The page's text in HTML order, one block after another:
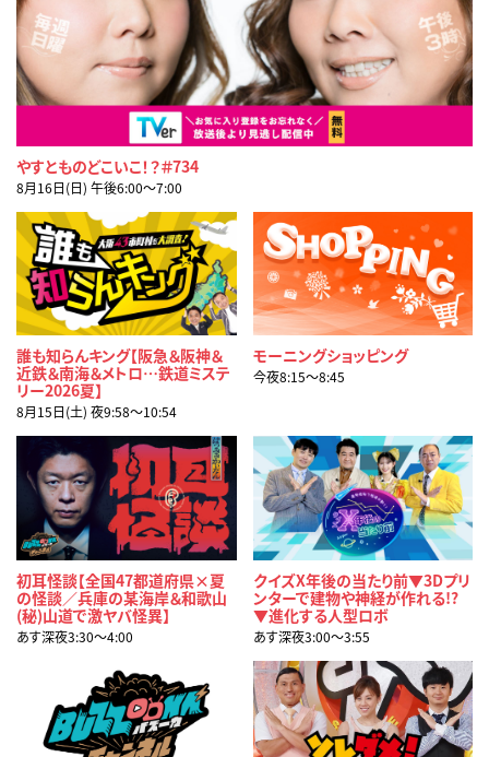
やすとものどこいこ！？＃734
8月16日(日) 午後6:00〜7:00
誰も知らんキング【阪急＆阪神＆
近鉄＆南海＆メトロ…鉄道ミステ
リー2026夏】
8月15日(土) 夜9:58〜10:54
モーニングショッピング
今夜8:15〜8:45
初耳怪談【全国47都道府県×夏
の怪談／兵庫の某海岸＆和歌山
(秘)山道で激ヤバ怪異】
あす深夜3:30〜4:00
クイズX年後の当たり前▼3Dプリ
ンターで建物や神経が作れる!?
▼進化する人型ロボ
あす深夜3:00〜3:55